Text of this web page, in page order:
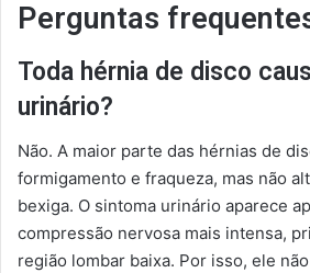
Perguntas
Toda hérnia de disco
urinário?
Não. A maior parte das hérnias de
formigamento e fraqueza, mas não
bexiga. O sintoma urinário aparece
compressão nervosa mais intensa,
região lombar baixa. Por isso, ele